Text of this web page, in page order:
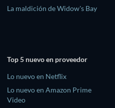
La maldición de Widow's Bay
Top 5 nuevo en proveedor
Lo nuevo en Netflix
Lo nuevo en Amazon Prime
Video